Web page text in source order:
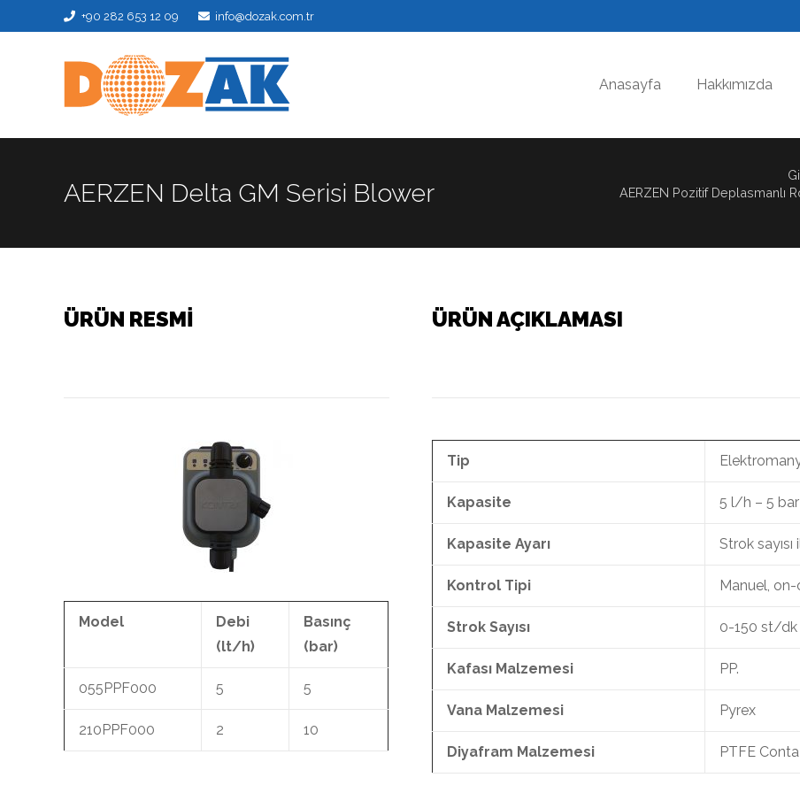
+90 282 653 12 09 info@dozak.com.tr
Anasayfa Hakkımızda
AERZEN Delta GM Serisi Blower
AERZEN Pozitif Deplasmanlı
ÜRÜN RESMİ
Model
Debi
(lt/h)
Basınç
(bar)
055PPF000 5 5
210PPF000 2 10
ÜRÜN AÇIKLAMASI
Tip
Kapasite 5 l/h – 5
Kapasite Ayarı Strok
Kontrol Tipi Manuel,
Strok Sayısı 0-150 st/dk
Kafası Malzemesi PP.
Vana Malzemesi Pyrex
Diyafram Malzemesi PTFE